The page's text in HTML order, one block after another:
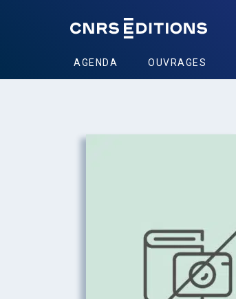
AGENDA OUVRAGES